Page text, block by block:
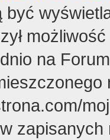
być
na